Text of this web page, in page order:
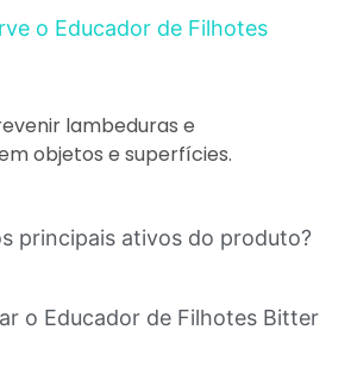
o Educador de Filhotes
lambeduras e
objetos e superfícies.
principais ativos do produto?
o Educador de Filhotes Bitter